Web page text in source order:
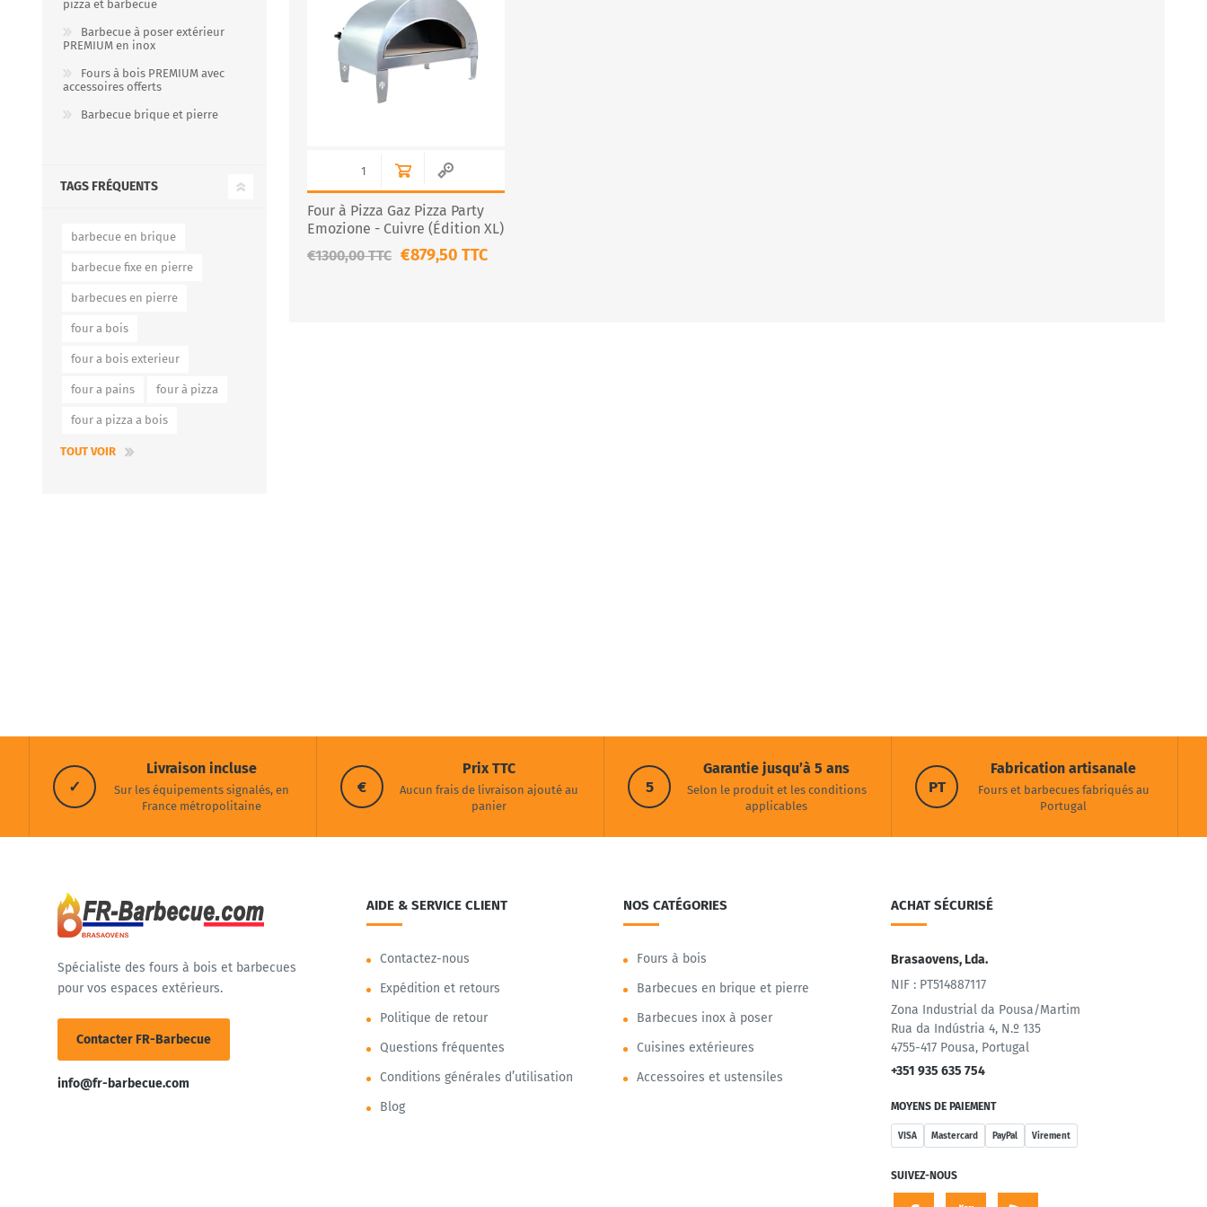
FOURS À PIZZA/PAIN AU
GAZ
Four à pizza au gaz FUMUS
Blanc 80, 100, 120
Four à pizza au gaz FUMUS
Noir 80, 100, 120
ACCESSOIRES POUR FOUR
Four à Pizza Gaz Pizza Party
Emozione - Cuivre (Édition XL)
€1300,00 TTC €879,50 TTC
pizza et barbecue
Barbecue à poser extérieur
PREMIUM en inox
Fours à bois PREMIUM avec
accessoires offerts
Barbecue brique et pierre
TAGS FRÉQUENTS
barbecue en brique
barbecue fixe en pierre
barbecues en pierre
four a bois
four a bois exterieur
four a pains four à pizza
four a pizza a bois
TOUT VOIR
✓
Livraison incluse
Sur les équipements signalés, en
France métropolitaine
€
Prix TTC
Aucun frais de livraison ajouté au
panier
5
Garantie jusqu’à 5 ans
Selon le produit et les conditions
applicables
PT
Fabrication artisanale
Fours et barbecues fabriqués au
Portugal
Spécialiste des fours à bois et barbecues
pour vos espaces extérieurs.
Contacter FR-Barbecue
info@fr-barbecue.com
AIDE & SERVICE CLIENT
Contactez-nous
Expédition et retours
Politique de retour
Questions fréquentes
Conditions générales d’utilisation
Blog
NOS CATÉGORIES
Fours à bois
Barbecues en brique et pierre
Barbecues inox à poser
Cuisines extérieures
Accessoires et ustensiles
ACHAT SÉCURISÉ
Brasaovens, Lda.
NIF : PT514887117
Zona Industrial da Pousa/Martim
Rua da Indústria 4, N.º 135
4755-417 Pousa, Portugal
+351 935 635 754
MOYENS DE PAIEMENT
VISA Mastercard PayPal Virement
SUIVEZ-NOUS